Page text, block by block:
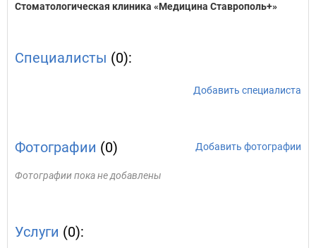
Стоматологическая клиника «Медицина Ставрополь+»
Специалисты (0):
Добавить специалиста
Фотографии (0) Добавить фотографии
Фотографии пока не добавлены
Услуги (0):